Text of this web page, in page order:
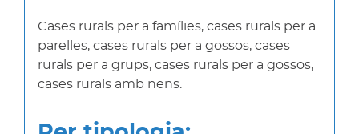
Cases rurals per a famílies, cases rurals per a
parelles, cases rurals per a gossos, cases
rurals per a grups, cases rurals per a gossos,
cases rurals amb nens.